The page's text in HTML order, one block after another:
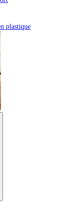
plastique